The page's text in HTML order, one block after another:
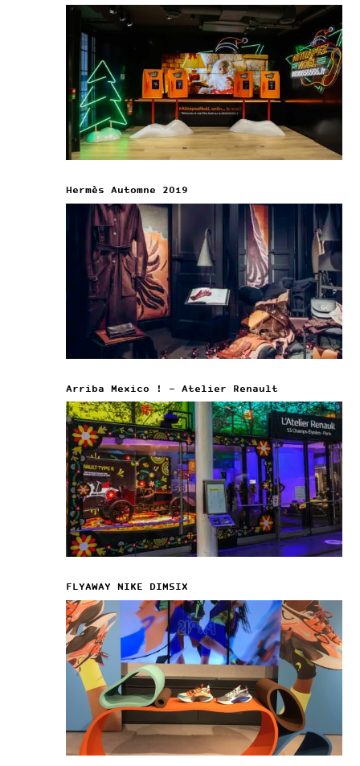
Hermès Automne 2019
Arriba Mexico ! – Atelier Renault
FLYAWAY NIKE DIMSIX